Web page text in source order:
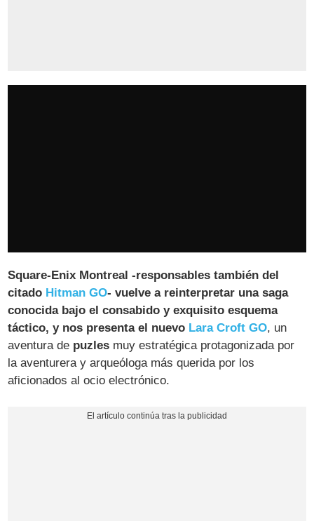
Square-Enix Montreal -responsables también del
citado Hitman GO- vuelve a reinterpretar una saga
conocida bajo el consabido y exquisito esquema
táctico, y nos presenta el nuevo Lara Croft GO, un
aventura de puzles muy estratégica protagonizada por
la aventurera y arqueóloga más querida por los
aficionados al ocio electrónico.